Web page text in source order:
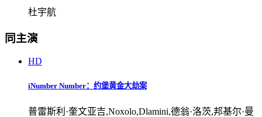
杜宇航
同主演
HD
iNumber Number：约堡黄金大劫案
普雷斯利·奎文亚吉,Noxolo,Dlamini,德翁·洛茨,邦基尔·曼